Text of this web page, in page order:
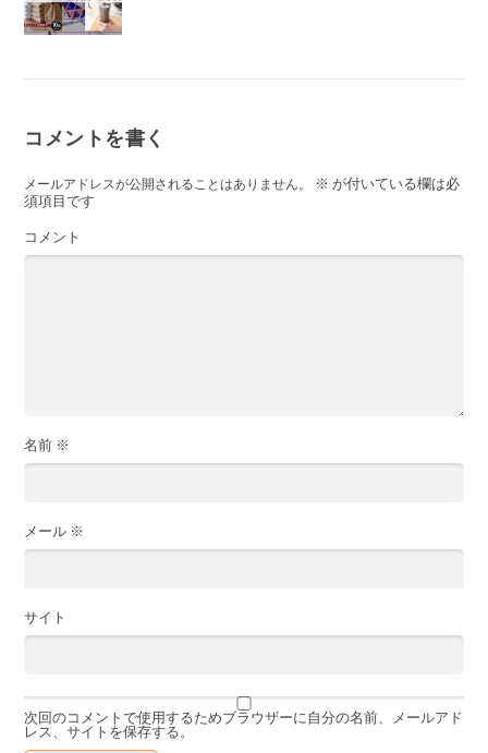
コメントを書く
メールアドレスが公開されることはありません。 ※ が付いている欄は必
須項目です
コメント
名前 ※
メール ※
サイト
次回のコメントで使用するためブラウザーに自分の名前、メールアド
レス、サイトを保存する。